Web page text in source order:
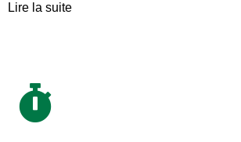
Lire la suite